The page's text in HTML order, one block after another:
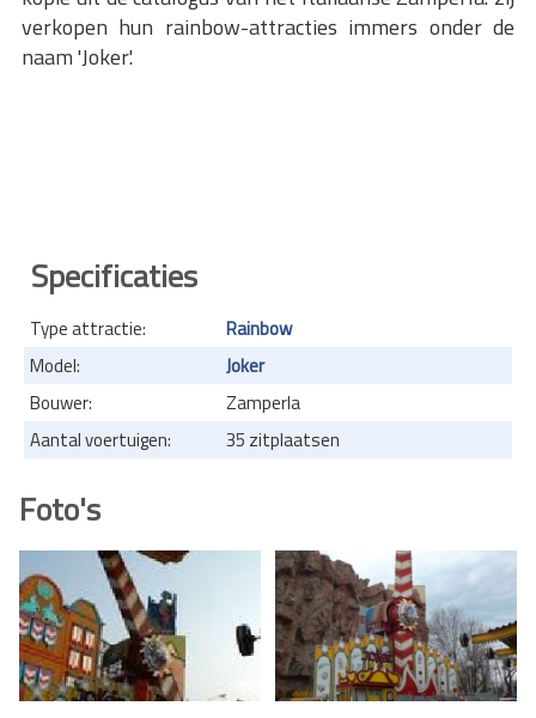
verkopen hun rainbow-attracties immers onder de
naam 'Joker'.
Specificaties
Type attractie:
Rainbow
Model:
Joker
Bouwer:
Zamperla
Aantal voertuigen:
35 zitplaatsen
Foto's